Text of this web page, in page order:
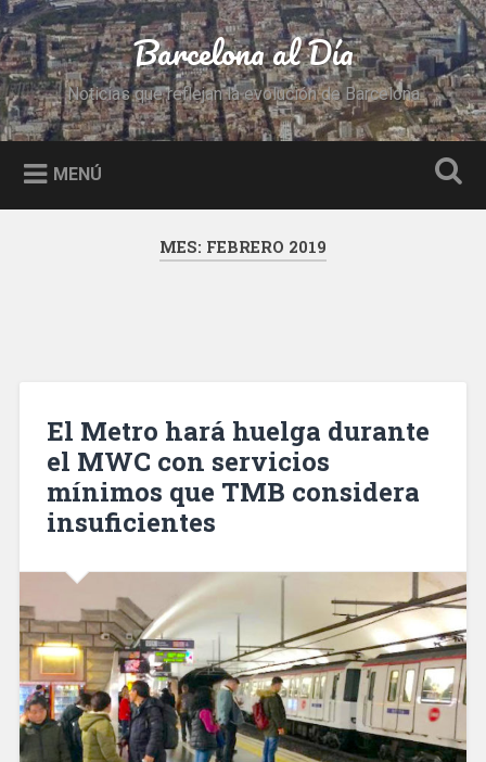
Saltar
al
contenido
Buscar Barcelona al Día
Noticias que reflejan la evolución de Barcelona
MENÚ
MES: FEBRERO 2019
El Metro hará huelga durante
el MWC con servicios
mínimos que TMB considera
insuficientes